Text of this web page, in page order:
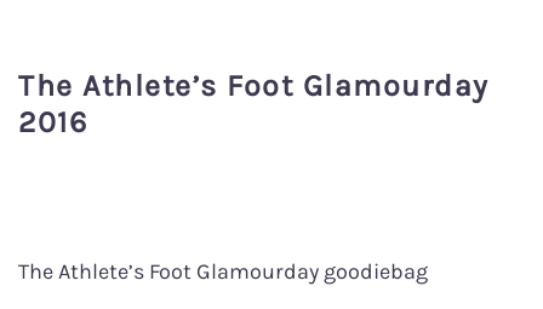
The Athlete’s Foot Glamourday
2016
The Athlete’s Foot Glamourday goodiebag